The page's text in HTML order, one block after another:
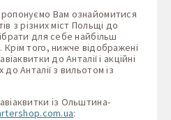
Вам ознайомитися
з різних міст Польщі до
для себе найбільш
Крім того, нижче відображені
до Анталії і акційні
до Анталії з вильотом із
із Ольштина-
: